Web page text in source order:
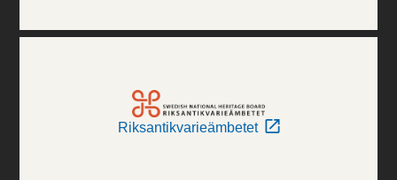
Riksantikvarieämbetet